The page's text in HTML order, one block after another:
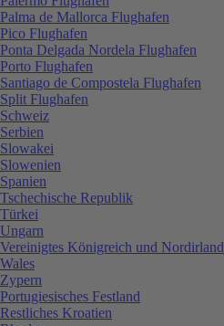
Palma de Mallorca Flughafen
Pico Flughafen
Ponta Delgada Nordela Flughafen
Porto Flughafen
Santiago de Compostela Flughafen
Split Flughafen
Schweiz
Serbien
Slowakei
Slowenien
Spanien
Tschechische Republik
Türkei
Ungarn
Vereinigtes Königreich und Nordirland
Wales
Zypern
Portugiesisches Festland
Restliches Kroatien